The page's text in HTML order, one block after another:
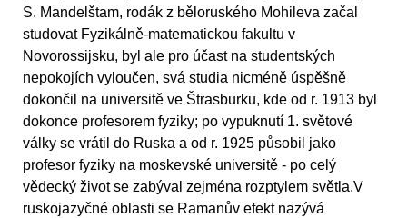
S. Mandelštam, rodák z běloruského Mohileva začal
studovat Fyzikálně-matematickou fakultu v
Novorossijsku, byl ale pro účast na studentských
nepokojích vyloučen, svá studia nicméně úspěšně
dokončil na universitě ve Štrasburku, kde od r. 1913 byl
dokonce profesorem fyziky; po vypuknutí 1. světové
války se vrátil do Ruska a od r. 1925 působil jako
profesor fyziky na moskevské universitě - po celý
vědecký život se zabýval zejména rozptylem světla.V
ruskojazyčné oblasti se Ramanův efekt nazývá